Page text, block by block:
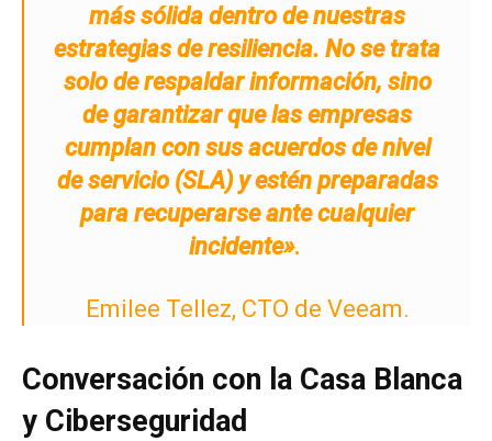
más sólida dentro de nuestras
estrategias de resiliencia. No se trata
solo de respaldar información, sino
de garantizar que las empresas
cumplan con sus acuerdos de nivel
de servicio (SLA) y estén preparadas
para recuperarse ante cualquier
incidente».
Emilee Tellez, CTO de Veeam.
Conversación con la Casa Blanca
y Ciberseguridad